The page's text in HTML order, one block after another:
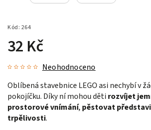
Kód: 264
32 Kč
Neohodnoceno
Oblíbená stavebnice LEGO asi nechybí v
pokojíčku. Díky ní mohou děti rozvíjet
prostorové vnímání, pěstovat
trpělivosti.